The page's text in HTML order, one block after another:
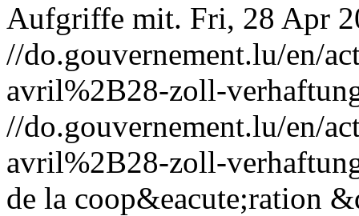
Aufgriffe mit. Fri, 28 Apr
//do.gouvernement.lu/en/
avril%2B28-zoll-
//do.gouvernement.lu/en/
avril%2B28-zoll-
de la coop&eacute;ration